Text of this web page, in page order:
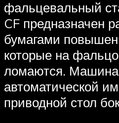
фальцевальный
CF предназначен
бумагами
которые на
ломаются.
автоматической
приводной стол